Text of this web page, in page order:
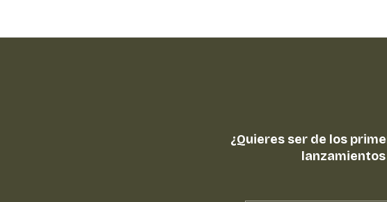
¿Quieres ser de los